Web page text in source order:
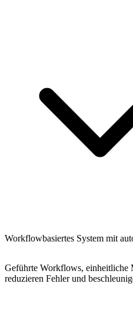
Workflowbasiertes System mit
Geführte Workflows, einheitliche
reduzieren Fehler und